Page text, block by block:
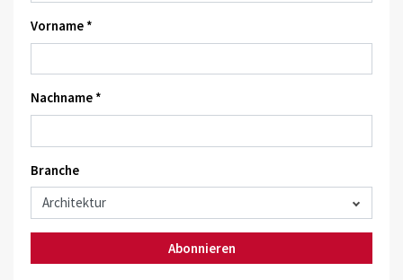
Vorname *
Nachname *
Branche
Abonnieren